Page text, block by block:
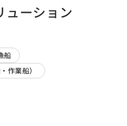
ューション
船
作業船）